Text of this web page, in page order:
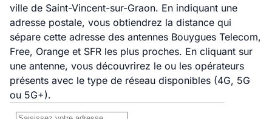
ville de Saint-Vincent-sur-Graon. En indiquant une
adresse postale, vous obtiendrez la distance qui
sépare cette adresse des antennes Bouygues Telecom,
Free, Orange et SFR les plus proches. En cliquant sur
une antenne, vous découvrirez le ou les opérateurs
présents avec le type de réseau disponibles (4G, 5G
ou 5G+).